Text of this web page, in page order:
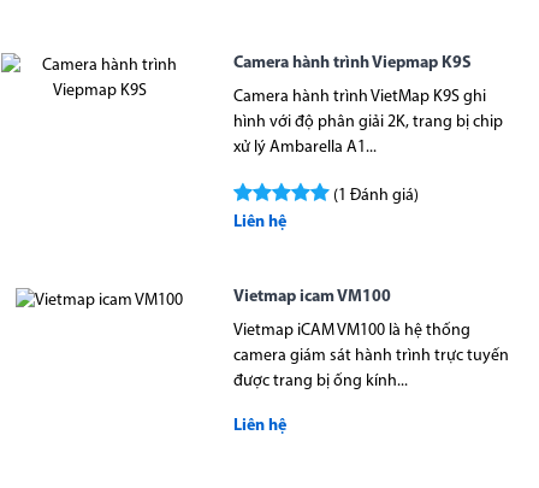
Camera hành trình Viepmap K9S
Camera hành trình VietMap K9S ghi
hình với độ phân giải 2K, trang bị chip
xử lý Ambarella A1...
(1 Đánh giá)
Liên hệ
Vietmap icam VM100
Vietmap iCAM VM100 là hệ thống
camera giám sát hành trình trực tuyến
được trang bị ống kính...
Liên hệ